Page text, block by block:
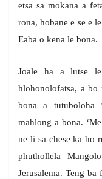
etsa sa mokana a
rona, hobane e se e
Eaba o kena le bona.
Joale ha a lutse
hlohonolofatsa, a bo
bona a tutuboloha
mahlong a bona.
ne li sa chese ka ho
phuthollela
Jerusalema. Teng